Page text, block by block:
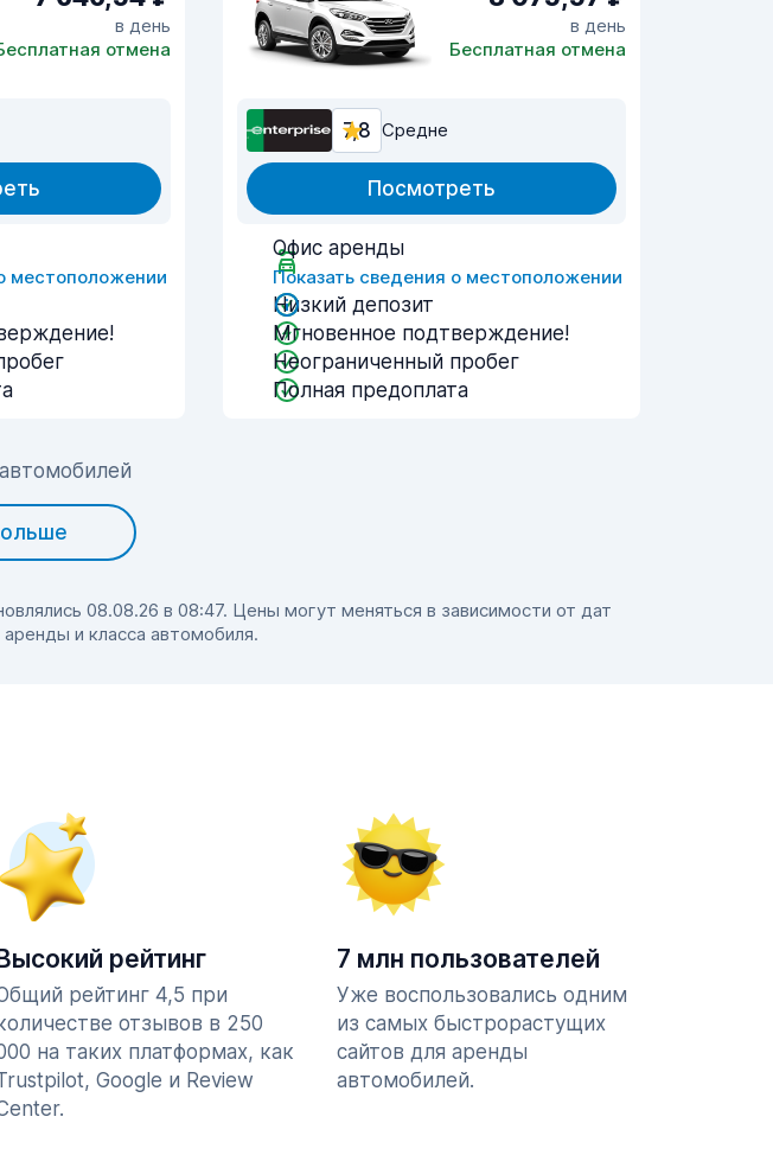
в день
отмена
местоположении
в день
Бесплатная отмена
7,8 Средне
Посмотреть
Офис аренды
Показать сведения о местоположении
Низкий депозит
Мгновенное подтверждение!
Неограниченный пробег
Полная предоплата
08.08.26 в 08:47. Цены могут меняться в зависимости от дат
и класса автомобиля.
рейтинг
рейтинг 4,5 при
отзывов в 250
на таких платформах, как
Google и Review
7 млн пользователей
Уже воспользовались одним
из самых быстрорастущих
сайтов для аренды
автомобилей.